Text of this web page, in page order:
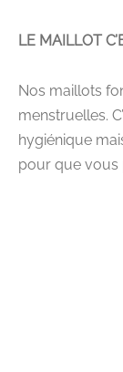
LE MAILLOT
Nos maillots
menstruelles.
hygiénique
pour que vous